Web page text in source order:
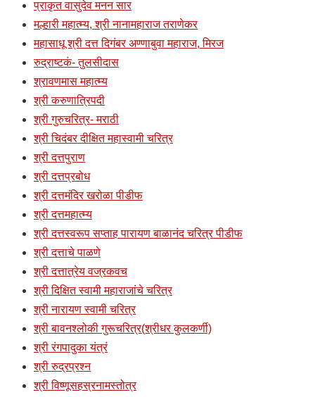
प्राकृत वासुदेव मनन सार
मल्हारी महात्म्य, श्री नानामहाराज तराणेकर
महासाधू श्री दत्त दिगंबर अण्णाबुवा महाराज, मिरज
रुद्राष्टकं- तुलसीदास
श्रावणमास महात्म्य
श्री करुणात्रिपदी
श्री गुरुचरित्र- मराठी
श्री चिदंबर दीक्षित महास्वामी चरित्र
श्री दत्तपुराण
श्री दत्तप्रबोध
श्री दत्तमंदिर खरोळा पीडीफ
श्री दत्तमहात्म्य
श्री दत्तस्वरूप सप्ताह पारायण बाळानंद चरित्र पीडीफ
श्री दत्ताचे पाळणे
श्री दत्तात्रेय वज्रकवच
श्री दिक्षित स्वामी महाराजांचे चरित्र
श्री नारायण स्वामी चरित्र
श्री बावनश्लोकी गुरूचरित्र(श्रीधर कुलकर्णी)
श्री रंगपादुका यंत्रं
श्री रुद्रप्रश्न
श्री विष्णूसहस्रनामस्तोत्र